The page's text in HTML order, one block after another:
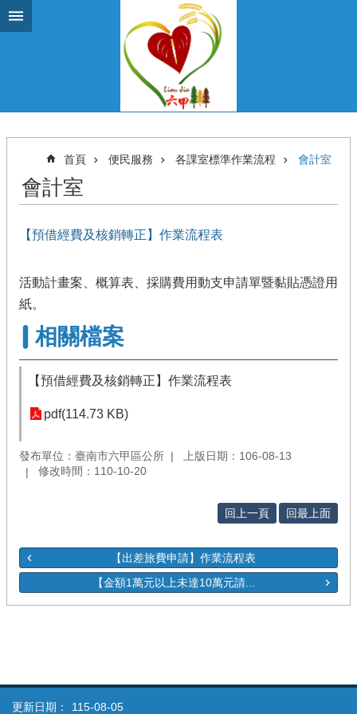
跳到主要內容區塊
首頁 便民服務 各課室標準作業流程 會計室
會計室
【預借經費及核銷轉正】作業流程表
活動計畫案、概算表、採購費用動支申請單暨黏貼憑證用
紙。
相關檔案
【預借經費及核銷轉正】作業流程表
pdf(114.73 KB)
發布單位：臺南市六甲區公所
上版日期：106-08-13
修改時間：110-10-20
回上一頁 回最上面
【出差旅費申請】作業流程表
【金額1萬元以上未達10萬元請...
更新日期： 115-08-05